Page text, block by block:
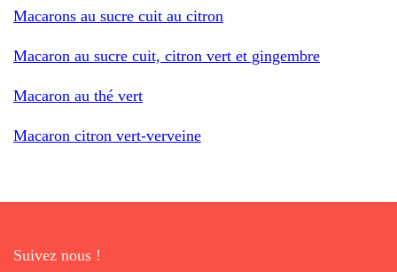
Macarons au sucre cuit au citron
Macaron au sucre cuit, citron vert et gingembre
Macaron au thé vert
Macaron citron vert-verveine
Suivez nous !